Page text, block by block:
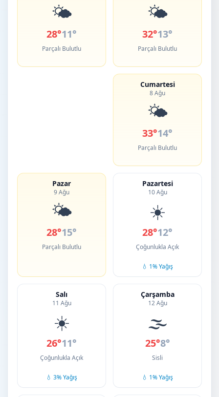
🌤️
28°11°
Parçalı Bulutlu
🌤️
32°13°
Parçalı Bulutlu
Cumartesi
8 Ağu
🌤️
33°14°
Parçalı Bulutlu
Pazar
9 Ağu
🌤️
28°15°
Parçalı Bulutlu
Pazartesi
10 Ağu
☀️
28°12°
Çoğunlukla Açık
💧 1% Yağış
Salı
11 Ağu
☀️
26°11°
Çoğunlukla Açık
💧 3% Yağış
Çarşamba
12 Ağu
🌫️
25°8°
Sisli
💧 1% Yağış